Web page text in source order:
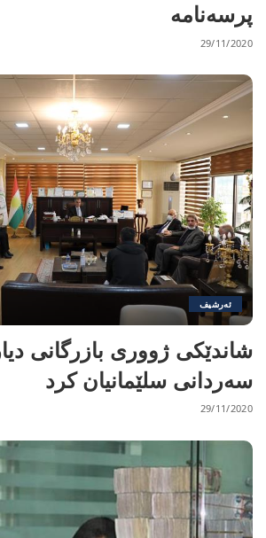
پرسەنامە
29/11/2020
ئەرشیف
شاندێکی ژووری بازرگانی
سەردانی سلێمانیان کرد
29/11/2020